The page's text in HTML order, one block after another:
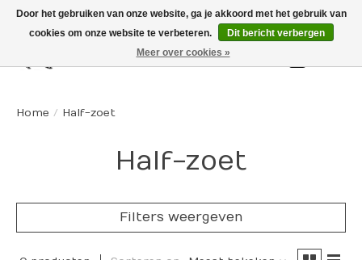
Home / Half-zoet
Half-zoet
Filters weergeven
Door het gebruiken van onze website, ga je akkoord met het gebruik van
cookies om onze website te verbeteren.
Dit bericht verbergen
Meer over cookies »